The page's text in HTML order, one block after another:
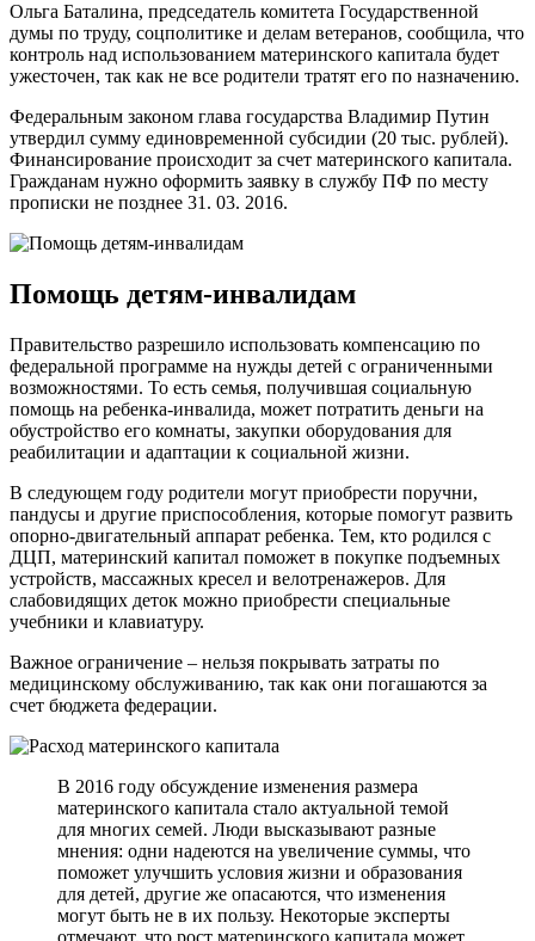
Ольга Баталина, председатель комитета Государственной
думы по труду, соцполитике и делам ветеранов, сообщила, что
контроль над использованием материнского капитала будет
ужесточен, так как не все родители тратят его по назначению.
Федеральным законом глава государства Владимир Путин
утвердил сумму единовременной субсидии (20 тыс. рублей).
Финансирование происходит за счет материнского капитала.
Гражданам нужно оформить заявку в службу ПФ по месту
прописки не позднее 31. 03. 2016.
Помощь детям-инвалидам
Правительство разрешило использовать компенсацию по
федеральной программе на нужды детей с ограниченными
возможностями. То есть семья, получившая социальную
помощь на ребенка-инвалида, может потратить деньги на
обустройство его комнаты, закупки оборудования для
реабилитации и адаптации к социальной жизни.
В следующем году родители могут приобрести поручни,
пандусы и другие приспособления, которые помогут развить
опорно-двигательный аппарат ребенка. Тем, кто родился с
ДЦП, материнский капитал поможет в покупке подъемных
устройств, массажных кресел и велотренажеров. Для
слабовидящих деток можно приобрести специальные
учебники и клавиатуру.
Важное ограничение – нельзя покрывать затраты по
медицинскому обслуживанию, так как они погашаются за
счет бюджета федерации.
В 2016 году обсуждение изменения размера
материнского капитала стало актуальной темой
для многих семей. Люди высказывают разные
мнения: одни надеются на увеличение суммы, что
поможет улучшить условия жизни и образования
для детей, другие же опасаются, что изменения
могут быть не в их пользу. Некоторые эксперты